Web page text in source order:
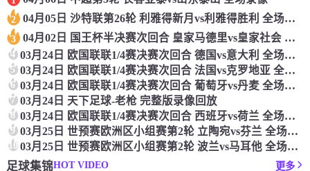
2 04月05日 沙特联第26轮 利雅得新月vs利雅得胜利 全场录像
3 04月02日 国王杯半决赛次回合 皇家马德里vs皇家社会 全场录像
4 03月24日 欧国联联1/4赛决赛次回合 德国vs意大利 全场录像回放
5 03月24日 欧国联联1/4赛决赛次回合 法国vs克罗地亚 全场录像回放
6 03月24日 欧国联联1/4赛决赛次回合 葡萄牙vs丹麦 全场录像回放
7 03月24日 天下足球-老枪 完整版录像回放
8 03月24日 欧国联联1/4赛决赛次回合 西班牙vs荷兰 全场录像回放
9 03月25日 世预赛欧洲区小组赛第2轮 立陶宛vs芬兰 全场录像回放
10 03月25日 世预赛欧洲区小组赛第2轮 波兰vs马耳他 全场录像回放
足球集锦HOT VIDEO 更多